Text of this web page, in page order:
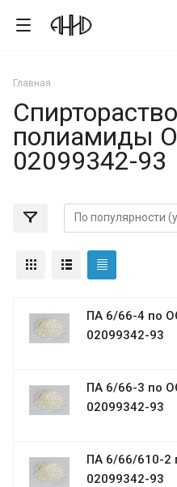
Главная
полиамиды
02099342-93
ПА 6/66-4 по
02099342-93
ПА 6/66-3 по
02099342-93
ПА 6/66/610-2
02099342-93